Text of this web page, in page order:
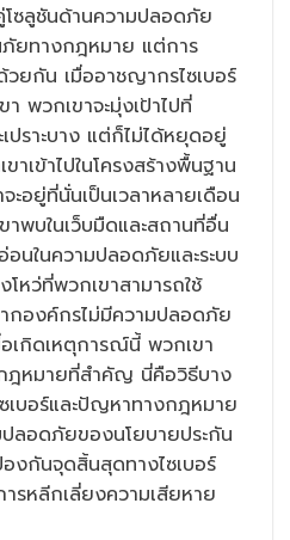
ซลูชันด้านความปลอดภัย
ภัยทางกฎหมาย แต่การ
ยกัน เมื่ออาชญากรไซเบอร์
พวกเขาจะมุ่งเป้าไปที่
ปราะบาง แต่ก็ไม่ได้หยุดอยู่
เข้าไปในโครงสร้างพื้นฐาน
อยู่ที่นั่นเป็นเวลาหลายเดือน
าพบในเว็บมืดและสถานที่อื่น
อนในความปลอดภัยและระบบ
หว่ที่พวกเขาสามารถใช้
กองค์กรไม่มีความปลอดภัย
อเกิดเหตุการณ์นี้ พวกเขา
หมายที่สำคัญ นี่คือวิธีบาง
เบอร์และปัญหาทางกฎหมาย
ลอดภัยของนโยบายประกัน
กันจุดสิ้นสุดทางไซเบอร์
รหลีกเลี่ยงความเสียหาย